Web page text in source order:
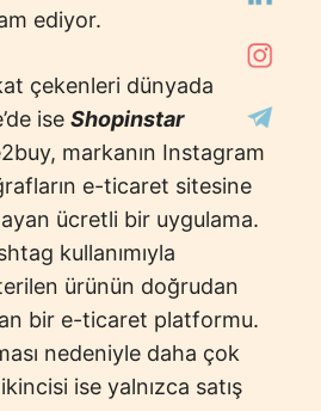
ediyor.
çekenleri dünyada
ise Shopinstar
markanın Instagram
e-ticaret sitesine
ücretli bir uygulama.
kullanımıyla
ürünün doğrudan
bir e-ticaret platformu.
nedeniyle daha çok
ise yalnızca satış